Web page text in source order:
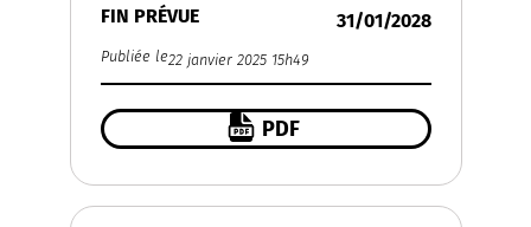
FIN PRÉVUE
31/01/2028
Publiée le22 janvier 2025 15h49
PDF